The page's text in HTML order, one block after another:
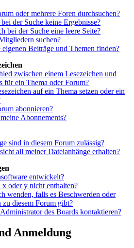
oder mehrere Foren durchsuchen?
der Suche keine Ergebnisse?
bei der Suche eine leere Seite?
suchen?
Beiträge und Themen finden?
zwischen einem Lesezeichen und
für ein Thema oder Forum?
auf ein Thema setzen oder ein
abonnieren?
Abonnements?
sind in diesem Forum zulässig?
all meiner Dateianhänge erhalten?
entwickelt?
oder y nicht enthalten?
wenden, falls es Beschwerden oder
diesem Forum gibt?
des Boards kontaktieren?
Anmeldung